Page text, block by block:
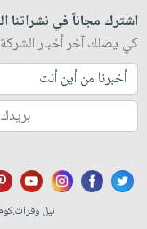
اشترك مجاناً في نشراتنا
كي يصلك آخر أخبار الشركة
نيل وفرات.كوم 1998 - 2026. كافة الحقوق محفوظة ©